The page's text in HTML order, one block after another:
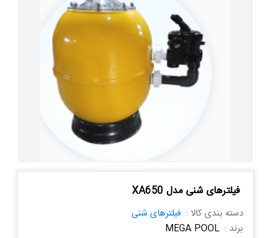
فیلترهای شنی مدل XA650
دسته بندی کالا : فیلترهای شنی
برند : MEGA POOL